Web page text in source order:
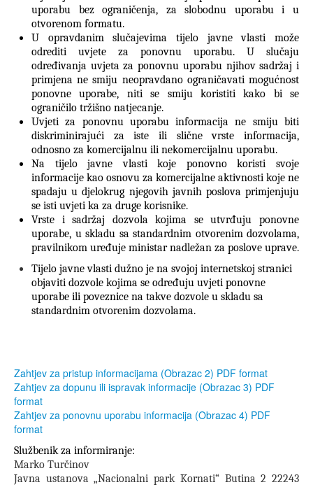
uporabu bez ograničenja, zaslobodnu uporabu i u
otvorenom formatu.
U opravdanim slučajevima tijelo javne vlasti može
odrediti uvjete za ponovnu uporabu. U slučaju
određivanja uvjeta za ponovnu uporabu njihov sadržaj i
primjena ne smiju neopravdano ograničavati mogućnost
ponovne uporabe, niti se smiju koristiti kako bi se
ograničilo tržišno natjecanje.
Uvjeti za ponovnu uporabu informacija ne smiju biti
diskriminirajući za iste ili slične vrste informacija,
odnosno za komercijalnu ili nekomercijalnu uporabu.
Na tijelo javne vlasti koje ponovno koristi svoje
informacije kao osnovu za komercijalne aktivnosti koje ne
spadaju u djelokrug njegovih javnih poslova primjenjuju
se isti uvjeti ka za druge korisnike.
Vrste i sadržaj dozvola kojima se utvrđuju ponovne
uporabe, u skladu sa standardnim otvorenim dozvolama,
pravilnikom uređuje ministar nadležan za poslove uprave.
Tijelo javne vlasti dužno je na svojoj internetskoj stranici
objaviti dozvole kojima se određuju uvjeti ponovne
uporabe ili poveznice na takve dozvole u skladu sa
standardnim otvorenim dozvolama.
Zahtjev za pristup informacijama (Obrazac 2) PDF format
Zahtjev za dopunu ili ispravak informacije (Obrazac 3) PDF
format
Zahtjev za ponovnu uporabu informacija (Obrazac 4) PDF
format
Službenik za informiranje:
Marko Turčinov
Javna ustanova „Nacionalni park Kornati“ Butina 2 22243